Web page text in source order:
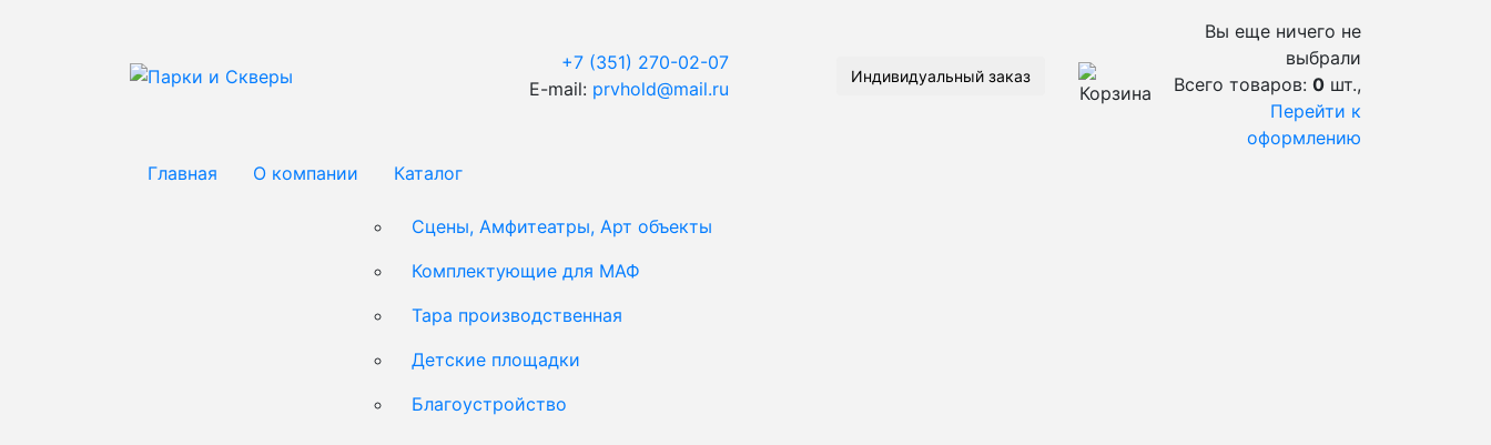
+7 (351) 270-02-07
E-mail: prvhold@mail.ru
Индивидуальный заказ
Вы еще ничего не
выбрали
Всего товаров: 0 шт.,
Перейти к
оформлению
Главная
О компании Каталог
Сцены, Амфитеатры, Арт объекты
Комплектующие для МАФ
Тара производственная
Детские площадки
Благоустройство